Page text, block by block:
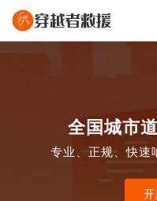
全国城市
专业、正规、快速
开